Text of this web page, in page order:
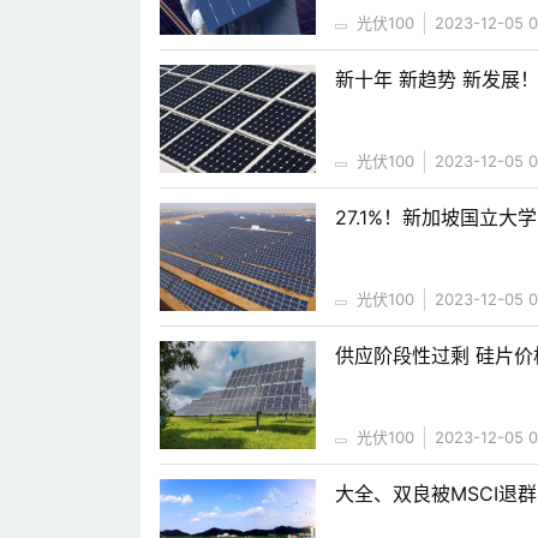
光伏100 2023-12-05
新十年 新趋势 新发展
光伏100 2023-12-05
27.1%！新加坡国立大
光伏100 2023-12-05
供应阶段性过剩 硅片
光伏100 2023-12-05
大全、双良被MSCI退